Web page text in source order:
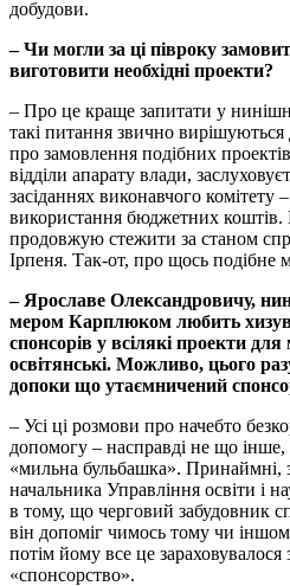
добудови.
– Чи могли за ці півроку
виготовити необхідні проекти?
– Про це краще запитати у
такі питання звично
про замовлення подібних
відділи апарату влади,
засіданнях виконавчого комітету
використання бюджетних коштів.
продовжую стежити за станом
Ірпеня. Так-от, про щось подібне
– Ярославе Олександровичу,
мером Карплюком любить
спонсорів у всілякі проекти для
освітянські. Можливо, цього
допоки що утаємничений
– Усі ці розмови про начебто
допомогу – насправді не що інше,
«мильна бульбашка». Принаймні,
начальника Управління освіти і
в тому, що черговий забудовник
він допоміг чимось тому чи
потім йому все це зараховувалося
«спонсорство».